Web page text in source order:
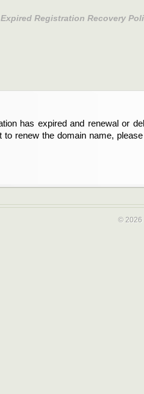
Expired Registration Recovery
has expired and renewal or
to renew the domain name,
ist abgelaufen und die
Sie der Registrant sind und
Sie bitte Ihren Service-
© 2026